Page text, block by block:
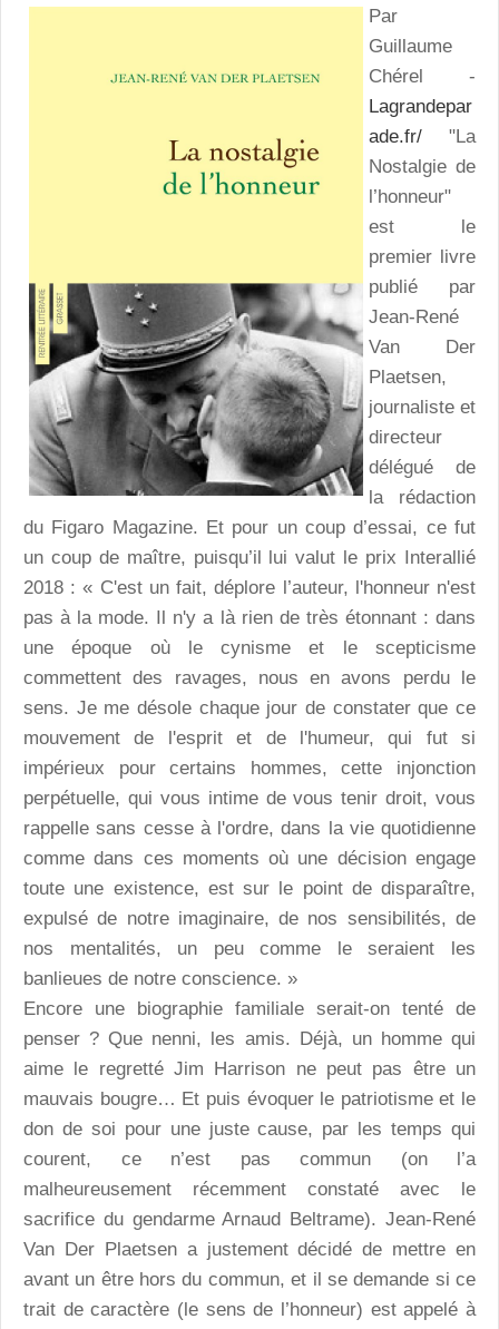
Par
Guillaume
Chérel -
Lagrandepar
ade.fr/ "La
Nostalgie de
l’honneur"
est le
premier livre
publié par
Jean-René
Van Der
Plaetsen,
journaliste et
directeur
délégué de
la rédaction
du Figaro Magazine. Et pour un coup d’essai, ce fut
un coup de maître, puisqu’il lui valut le prix Interallié
2018 : « C'est un fait, déplore l’auteur, l'honneur n'est
pas à la mode. Il n'y a là rien de très étonnant : dans
une époque où le cynisme et le scepticisme
commettent des ravages, nous en avons perdu le
sens. Je me désole chaque jour de constater que ce
mouvement de l'esprit et de l'humeur, qui fut si
impérieux pour certains hommes, cette injonction
perpétuelle, qui vous intime de vous tenir droit, vous
rappelle sans cesse à l'ordre, dans la vie quotidienne
comme dans ces moments où une décision engage
toute une existence, est sur le point de disparaître,
expulsé de notre imaginaire, de nos sensibilités, de
nos mentalités, un peu comme le seraient les
banlieues de notre conscience. »
Encore une biographie familiale serait-on tenté de
penser ? Que nenni, les amis. Déjà, un homme qui
aime le regretté Jim Harrison ne peut pas être un
mauvais bougre… Et puis évoquer le patriotisme et le
don de soi pour une juste cause, par les temps qui
courent, ce n’est pas commun (on l’a
malheureusement récemment constaté avec le
sacrifice du gendarme Arnaud Beltrame). Jean-René
Van Der Plaetsen a justement décidé de mettre en
avant un être hors du commun, et il se demande si ce
trait de caractère (le sens de l’honneur) est appelé à